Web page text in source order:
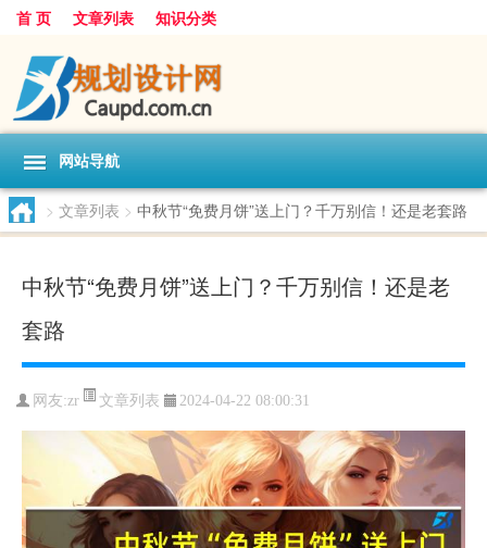
首 页 文章列表 知识分类
网站导航
> 文章列表 > 中秋节“免费月饼”送上门？千万别信！还是老套路
中秋节“免费月饼”送上门？千万别信！还是老
套路
网友:zr 文章列表 2024-04-22 08:00:31